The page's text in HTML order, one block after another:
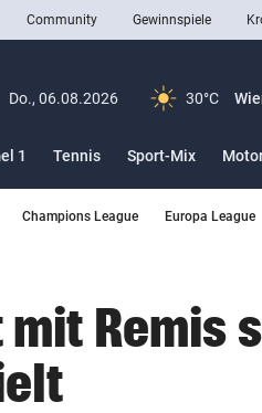
closeSchließen
Community Gewinnspiele
Menü aufklappen
Do., 06.08.2026 30°C
1 Tennis Sport-Mix
Champions League Europa League
Remis